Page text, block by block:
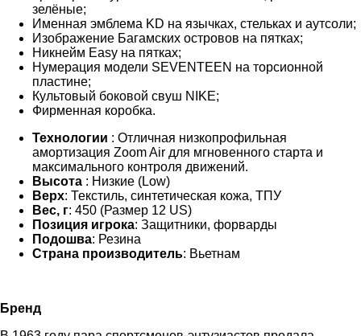
зелёные;
Именная эмблема KD на язычках, стельках и аутсоли;
Изображение Багамских островов на пятках;
Никнейм Easy на пятках;
Нумерация модели SEVENTEEN на торсионной
пластине;
Культовый боковой свуш NIKE;
Фирменная коробка.
Технологии : Отличная низкопрофильная
амортизация Zoom Air для мгновенного старта и
максимального контроля движений.
Высота : Низкие (Low)
Верх: Текстиль, синтетическая кожа, ТПУ
Вес, г: 450 (Размер 12 US)
Позиция игрока: Защитники, форварды
Подошва: Резина
Страна производитель: Вьетнам
Бренд